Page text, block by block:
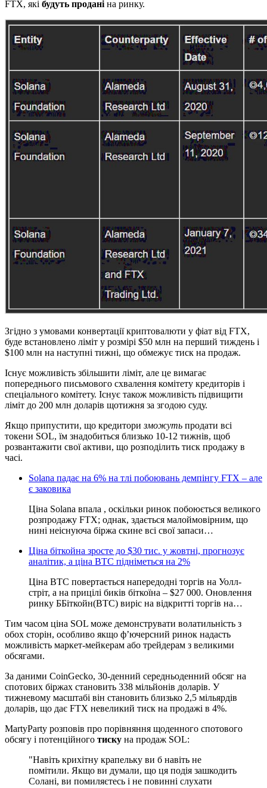
FTX, які будуть продані на ринку.
Згідно з умовами конвертації криптовалюти у фіат від FTX,
буде встановлено ліміт у розмірі $50 млн на перший тиждень і
$100 млн на наступні тижні, що обмежує тиск на продаж.
Існує можливість збільшити ліміт, але це вимагає
попереднього письмового схвалення комітету кредиторів і
спеціального комітету. Існує також можливість підвищити
ліміт до 200 млн доларів щотижня за згодою суду.
Якщо припустити, що кредиторизможуть продати всі
токени SOL, їм знадобиться близько 10-12 тижнів, щоб
розвантажити свої активи, що розподілить тиск продажу в
часі.
Solana падає на 6% на тлі побоювань демпінгу FTX – але
є заковика
Ціна Solana впала , оскільки ринок побоюється великого
розпродажу FTX; однак, здається малоймовірним, що
нині неіснуюча біржа скине всі свої запаси…
Ціна біткойна зросте до $30 тис. у жовтні, прогнозує
аналітик, а ціна BTC підніметься на 2%
Ціна BTC повертається напередодні торгів на Уолл-
стріт, а на прицілі биків біткоїна – $27 000. Оновлення
ринку ББіткойн(BTC) виріс на відкритті торгів на…
Тим часом ціна SOL може демонструвати волатильність з
обох сторін, особливо якщо ф’ючерсний ринок надасть
можливість маркет-мейкерам або трейдерам з великими
обсягами.
За даними CoinGecko, 30-денний середньоденний обсяг на
спотових біржах становить 338 мільйонів доларів. У
тижневому масштабі він становить близько 2,5 мільярдів
доларів, що дає FTX невеликий тиск на продажі в 4%.
MartyParty розповів про порівняння щоденного спотового
обсягу і потенційного тиску на продаж SOL:
"Навіть крихітну крапельку ви б навіть не
помітили. Якщо ви думали, що ця подія зашкодить
Солані, ви помиляєтесь і не повинні слухати